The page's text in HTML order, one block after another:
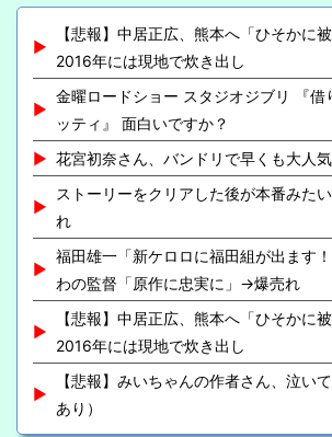
【悲報】中居正広、熊本へ「ひそかに
2016年には現地で炊き出し
金曜ロードショー スタジオジブリ 『借
ッティ』 面白いですか？
花宮初奈さん、バンドリで早くも大人
ストーリーをクリアした後が本番みた
れ
福田雄一「新ケロロに福田組が出ま
わの監督「原作に忠実に」→爆売れ
【悲報】中居正広、熊本へ「ひそかに
2016年には現地で炊き出し
【悲報】みいちゃんの作者さん、泣い
あり）